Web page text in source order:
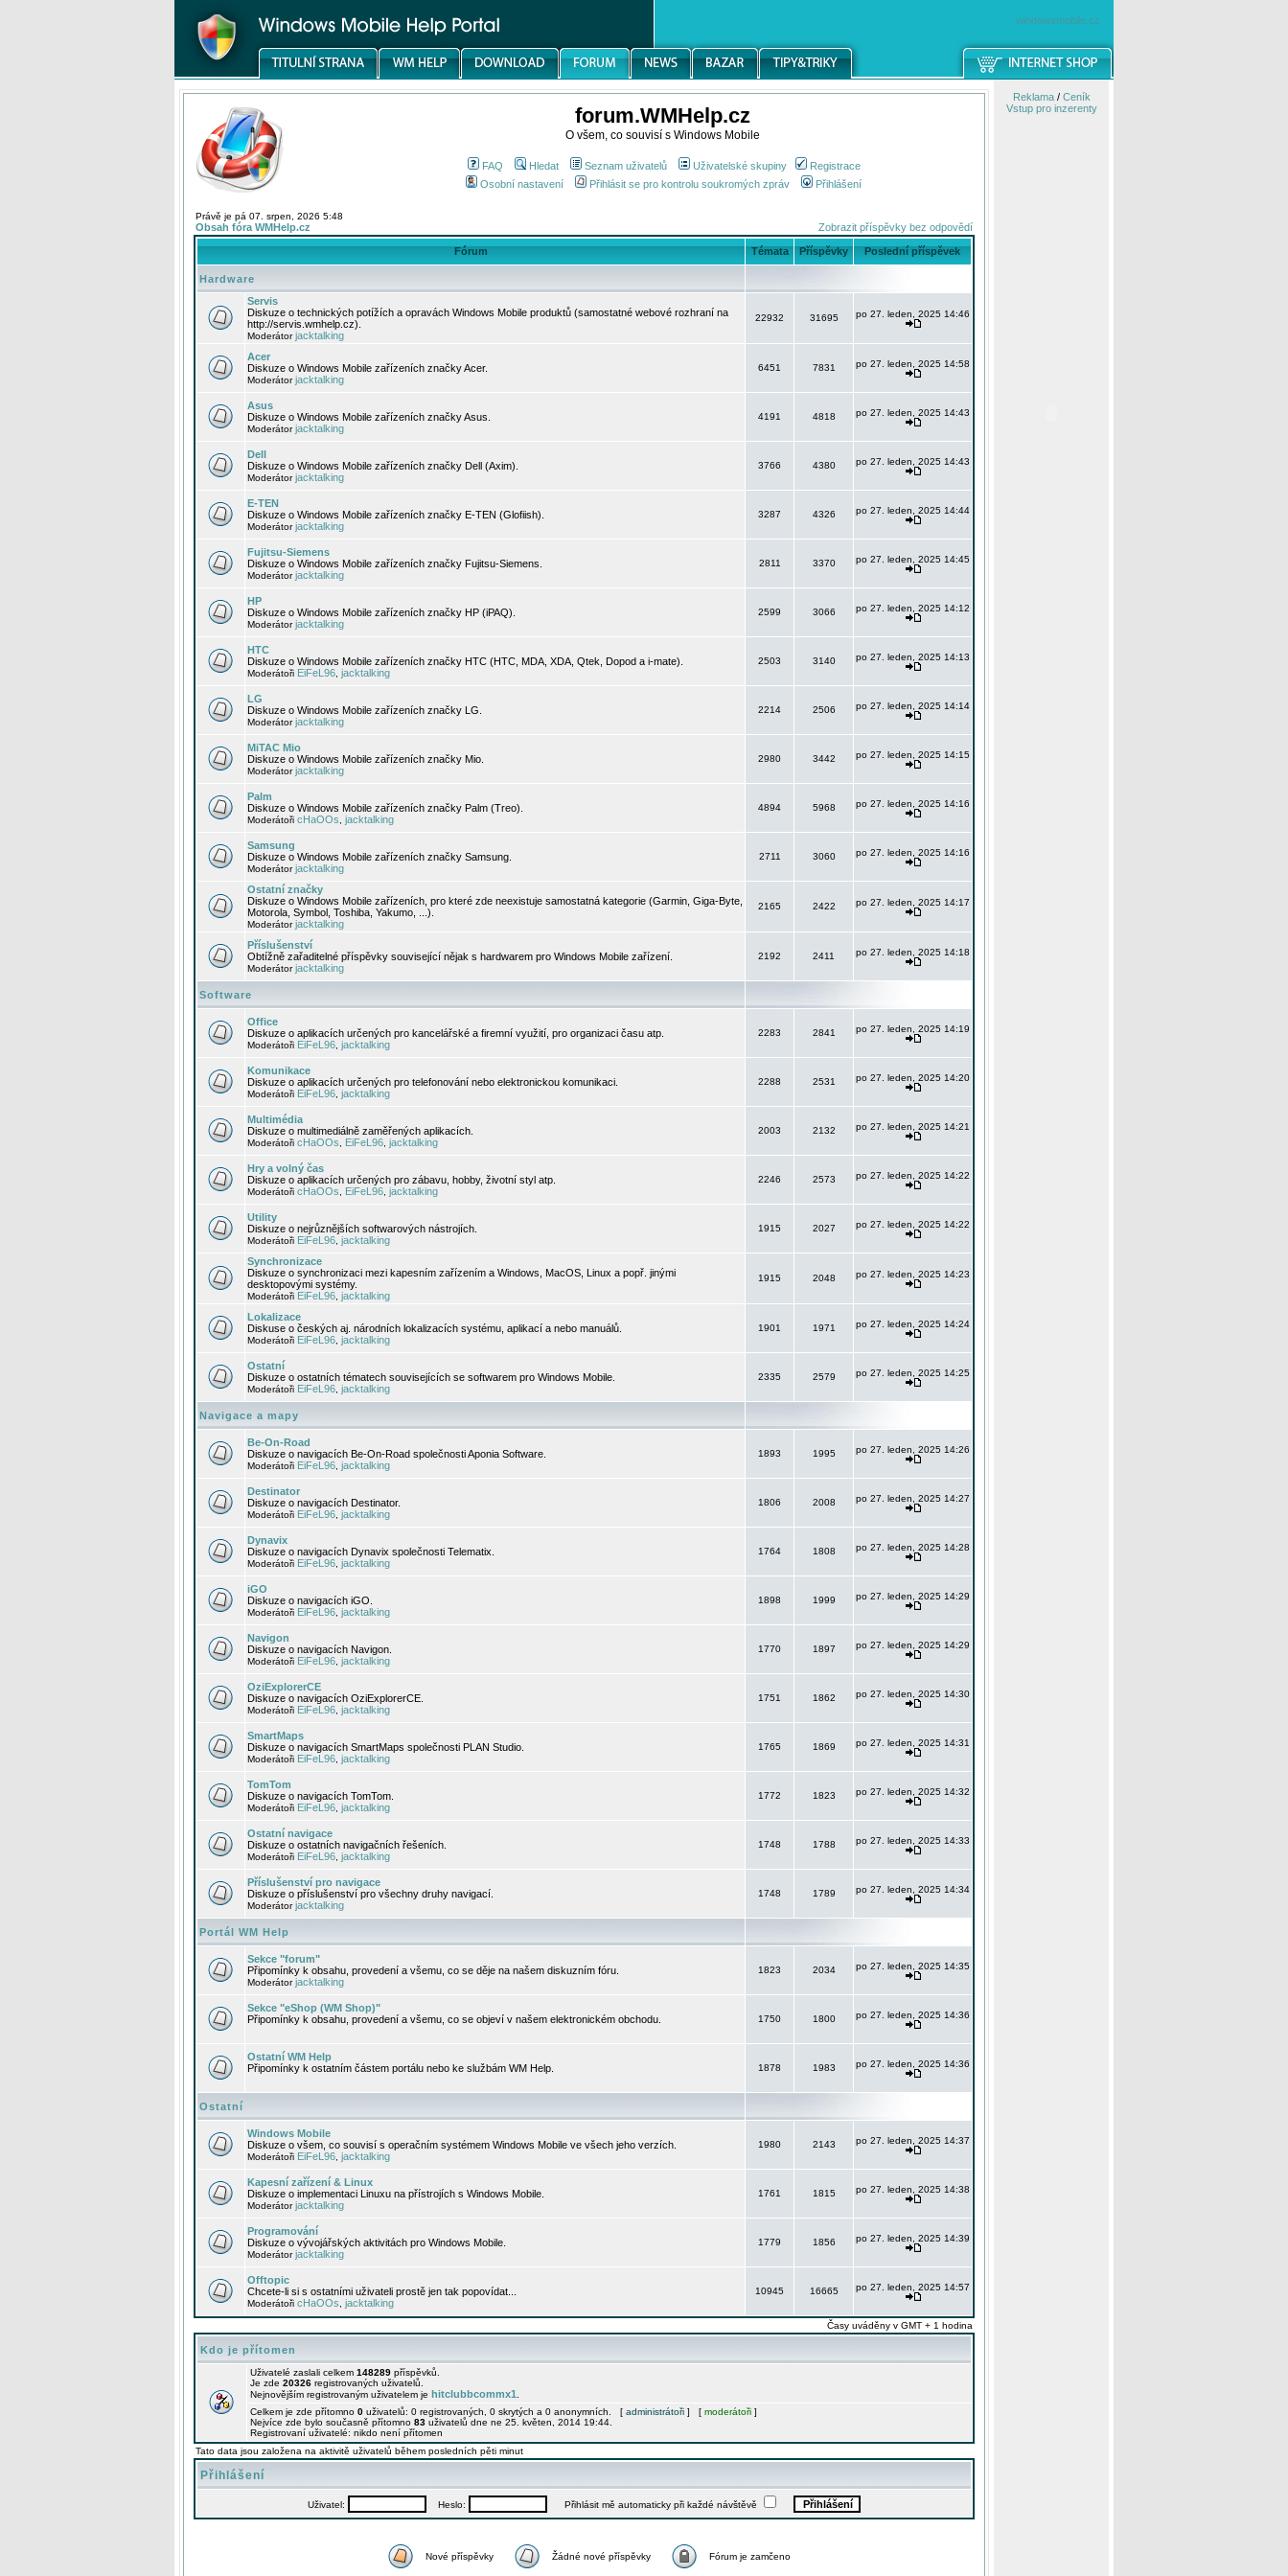
windowsmobile.cz
forum.WMHelp.cz
O všem, co souvisí s Windows Mobile
FAQ Hledat Seznam uživatelů Uživatelské skupiny
Registrace
Osobní nastavení
Přihlásit se pro kontrolu soukromých zpráv Přihlášení
Právě je pá 07. srpen, 2026 5:48
Obsah fóra WMHelp.cz Zobrazit příspěvky bez odpovědí
Fórum Témata Příspěvky Poslední příspěvek
Hardware
Servis
Diskuze o technických potížích a opravách Windows Mobile produktů (samostatné webové rozhraní na
http://servis.wmhelp.cz).
Moderátorjacktalking
22932 31695 po 27. leden, 2025 14:46
Acer
Diskuze o Windows Mobile zařízeních značky Acer.
Moderátorjacktalking
6451 7831 po 27. leden, 2025 14:58
Asus
Diskuze o Windows Mobile zařízeních značky Asus.
Moderátorjacktalking
4191 4818 po 27. leden, 2025 14:43
Dell
Diskuze o Windows Mobile zařízeních značky Dell (Axim).
Moderátorjacktalking
3766 4380 po 27. leden, 2025 14:43
E-TEN
Diskuze o Windows Mobile zařízeních značky E-TEN (Glofiish).
Moderátorjacktalking
3287 4326 po 27. leden, 2025 14:44
Fujitsu-Siemens
Diskuze o Windows Mobile zařízeních značky Fujitsu-Siemens.
Moderátorjacktalking
2811 3370 po 27. leden, 2025 14:45
HP
Diskuze o Windows Mobile zařízeních značky HP (iPAQ).
Moderátorjacktalking
2599 3066 po 27. leden, 2025 14:12
HTC
Diskuze o Windows Mobile zařízeních značky HTC (HTC, MDA, XDA, Qtek, Dopod a i-mate).
Moderátoři EiFeL96 jacktalking
2503 3140 po 27. leden, 2025 14:13
LG
Diskuze o Windows Mobile zařízeních značky LG.
Moderátorjacktalking
2214 2506 po 27. leden, 2025 14:14
MiTAC Mio
Diskuze o Windows Mobile zařízeních značky Mio.
Moderátorjacktalking
2980 3442 po 27. leden, 2025 14:15
Palm
Diskuze o Windows Mobile zařízeních značky Palm (Treo).
Moderátoři cHaOOs jacktalking
4894 5968 po 27. leden, 2025 14:16
Samsung
Diskuze o Windows Mobile zařízeních značky Samsung.
Moderátorjacktalking
2711 3060 po 27. leden, 2025 14:16
Ostatní značky
Diskuze o Windows Mobile zařízeních, pro které zde neexistuje samostatná kategorie (Garmin, Giga-Byte,
Motorola, Symbol, Toshiba, Yakumo, ...).
Moderátorjacktalking
2165 2422 po 27. leden, 2025 14:17
Příslušenství
Obtížně zařaditelné příspěvky související nějak s hardwarem pro Windows Mobile zařízení.
Moderátorjacktalking
2192 2411 po 27. leden, 2025 14:18
Software
Office
Diskuze o aplikacích určených pro kancelářské a firemní využití, pro organizaci času atp.
Moderátoři EiFeL96 jacktalking
2283 2841 po 27. leden, 2025 14:19
Komunikace
Diskuze o aplikacích určených pro telefonování nebo elektronickou komunikaci.
Moderátoři EiFeL96 jacktalking
2288 2531 po 27. leden, 2025 14:20
Multimédia
Diskuze o multimediálně zaměřených aplikacích.
Moderátoři cHaOOs EiFeL96 jacktalking
2003 2132 po 27. leden, 2025 14:21
Hry a volný čas
Diskuze o aplikacích určených pro zábavu, hobby, životní styl atp.
Moderátoři cHaOOs EiFeL96 jacktalking
2246 2573 po 27. leden, 2025 14:22
Utility
Diskuze o nejrůznějších softwarových nástrojích.
Moderátoři EiFeL96 jacktalking
1915 2027 po 27. leden, 2025 14:22
Synchronizace
Diskuze o synchronizaci mezi kapesním zařízením a Windows, MacOS, Linux a popř. jinými
desktopovými systémy.
Moderátoři EiFeL96 jacktalking
1915 2048 po 27. leden, 2025 14:23
Lokalizace
Diskuse o českých aj. národních lokalizacích systému, aplikací a nebo manuálů.
Moderátoři EiFeL96 jacktalking
1901 1971 po 27. leden, 2025 14:24
Ostatní
Diskuze o ostatních tématech souvisejících se softwarem pro Windows Mobile.
Moderátoři EiFeL96 jacktalking
2335 2579 po 27. leden, 2025 14:25
Navigace a mapy
Be-On-Road
Diskuze o navigacích Be-On-Road společnosti Aponia Software.
Moderátoři EiFeL96 jacktalking
1893 1995 po 27. leden, 2025 14:26
Destinator
Diskuze o navigacích Destinator.
Moderátoři EiFeL96 jacktalking
1806 2008 po 27. leden, 2025 14:27
Dynavix
Diskuze o navigacích Dynavix společnosti Telematix.
Moderátoři EiFeL96 jacktalking
1764 1808 po 27. leden, 2025 14:28
iGO
Diskuze o navigacích iGO.
Moderátoři EiFeL96 jacktalking
1898 1999 po 27. leden, 2025 14:29
Navigon
Diskuze o navigacích Navigon.
Moderátoři EiFeL96 jacktalking
1770 1897 po 27. leden, 2025 14:29
OziExplorerCE
Diskuze o navigacích OziExplorerCE.
Moderátoři EiFeL96 jacktalking
1751 1862 po 27. leden, 2025 14:30
SmartMaps
Diskuze o navigacích SmartMaps společnosti PLAN Studio.
Moderátoři EiFeL96 jacktalking
1765 1869 po 27. leden, 2025 14:31
TomTom
Diskuze o navigacích TomTom.
Moderátoři EiFeL96 jacktalking
1772 1823 po 27. leden, 2025 14:32
Ostatní navigace
Diskuze o ostatních navigačních řešeních.
Moderátoři EiFeL96 jacktalking
1748 1788 po 27. leden, 2025 14:33
Příslušenství pro navigace
Diskuze o příslušenství pro všechny druhy navigací.
Moderátorjacktalking
1748 1789 po 27. leden, 2025 14:34
Portál WM Help
Sekce "forum"
Připomínky k obsahu, provedení a všemu, co se děje na našem diskuzním fóru.
Moderátorjacktalking
1823 2034 po 27. leden, 2025 14:35
Sekce "eShop (WM Shop)"
Připomínky k obsahu, provedení a všemu, co se objeví v našem elektronickém obchodu.
1750 1800 po 27. leden, 2025 14:36
Ostatní WM Help
Připomínky k ostatním částem portálu nebo ke službám WM Help.
1878 1983 po 27. leden, 2025 14:36
Ostatní
Windows Mobile
Diskuze o všem, co souvisí s operačním systémem Windows Mobile ve všech jeho verzích.
Moderátoři EiFeL96 jacktalking
1980 2143 po 27. leden, 2025 14:37
Kapesní zařízení & Linux
Diskuze o implementaci Linuxu na přístrojích s Windows Mobile.
Moderátorjacktalking
1761 1815 po 27. leden, 2025 14:38
Programování
Diskuze o vývojářských aktivitách pro Windows Mobile.
Moderátorjacktalking
1779 1856 po 27. leden, 2025 14:39
Offtopic
Chcete-li si s ostatními uživateli prostě jen tak popovídat...
Moderátoři cHaOOs jacktalking
10945 16665 po 27. leden, 2025 14:57
Časy uváděny v GMT + 1 hodina
Kdo je přítomen
Uživatelé zaslali celkem 148289 příspěvků.
Je zde 20326 registrovaných uživatelů.
Nejnovějším registrovaným uživatelem je hitclubbcommx1
Celkem je zde přítomno 0 uživatelů: 0 registrovaných, 0 skrytých a 0 anonymních. [ administrátoři ] [ moderátoři ]
Nejvíce zde bylo současně přítomno 83 uživatelů dne ne 25. květen, 2014 19:44.
Registrovaní uživatelé: nikdo není přítomen
Tato data jsou založena na aktivitě uživatelů během posledních pěti minut
Přihlášení
Uživatel: Heslo: Přihlásit mě automaticky při každé návštěvě
Nové příspěvky Žádné nové příspěvky Fórum je zamčeno
Reklama/ Ceník
Vstup pro inzerenty